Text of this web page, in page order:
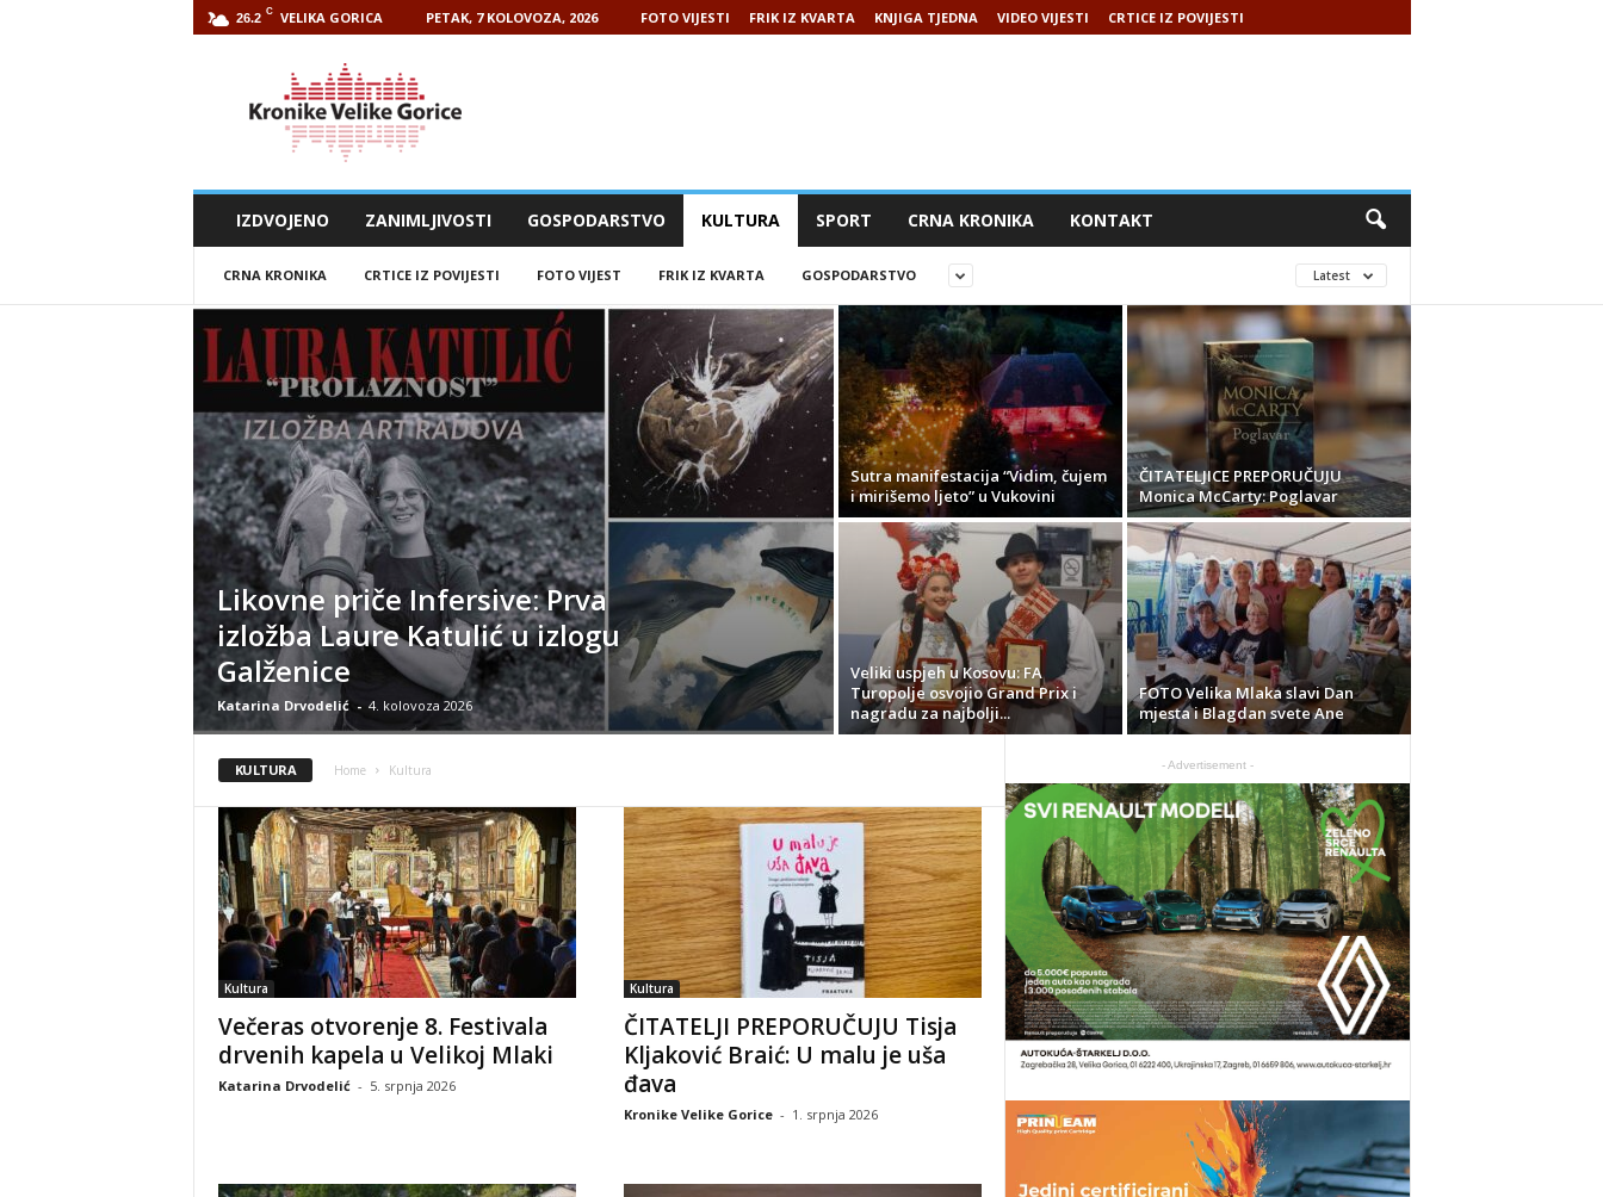
26.2 C VELIKA GORICA PETAK, 7 KOLOVOZA, 2026 FOTO VIJESTI FRIK IZ KVARTA KNJIGA TJEDNA VIDEO VIJESTI CRTICE IZ POVIJESTI
IZDVOJENO ZANIMLJIVOSTI GOSPODARSTVO KULTURA SPORT CRNA KRONIKA KONTAKT
CRNA KRONIKA CRTICE IZ POVIJESTI FOTO VIJEST FRIK IZ KVARTA GOSPODARSTVO Latest
Likovne priče Infersive: Prva
izložba Laure Katulić u izlogu
Galženice
Katarina Drvodelić - 4. kolovoza 2026
Sutra manifestacija “Vidim, čujem
i mirišemo ljeto” u Vukovini
ČITATELJICE PREPORUČUJU
Monica McCarty: Poglavar
Veliki uspjeh u Kosovu: FA
Turopolje osvojio Grand Prix i
nagradu za najbolji...
FOTO Velika Mlaka slavi Dan
mjesta i Blagdan svete Ane
KULTURA Home Kultura
Kultura
Večeras otvorenje 8. Festivala
drvenih kapela u Velikoj Mlaki
Katarina Drvodelić - 5. srpnja 2026
Kultura
ČITATELJI PREPORUČUJU Tisja
Kljaković Braić: U malu je uša
đava
Kronike Velike Gorice - 1. srpnja 2026
- Advertisement -